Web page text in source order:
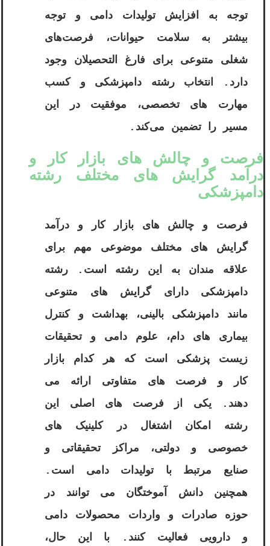
توجه به افزایش تولیدات دامی و توجه
بیشتر به سلامت حیوانات، فرصت‌های
شغلی متنوعی برای فارغ ‌التحصیلان وجود
دارد. انتخاب رشته دامپزشکی و کسب
مهارت‌ های تخصصی، موفقیت در این
مسیر را تضمین می‌کند.
فرصت‌ و چالش‌ های بازار کار و
درآمد گرایش‌ های مختلف رشته
دامپزشکی
فرصت و چالش های بازار کار و درآمد
گرایش های مختلف موضوعی مهم برای
علاقه مندان به این رشته است. رشته
دامپزشکی دارای گرایش های متنوعی
مانند دامپزشکی بالینی، بهداشت و کنترل
بیماری های دام، علوم دامی و تحقیقات
زیست پزشکی است که هر کدام بازار
کار و فرصت های متفاوتی ارائه می
دهند. یکی از فرصت های اصلی این
رشته امکان اشتغال در کلینیک های
خصوصی و دولتی، مراکز تحقیقاتی و
صنایع مرتبط با تولیدات دامی است.
همچنین دانش آموختگان می توانند در
حوزه صادرات و واردات محصولات دامی
و دارویی فعالیت کنند. با این حال،